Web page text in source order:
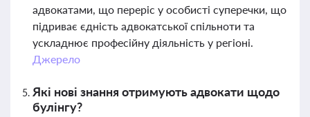
адвокатами, що переріс у особисті суперечки, що
підриває єдність адвокатської спільноти та
ускладнює професійну діяльність у регіоні.
Джерело
Які нові знання отримують адвокати щодо
булінгу?